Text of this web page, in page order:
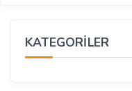
KATEGORİLER